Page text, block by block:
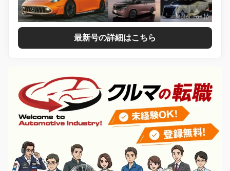
最新号の詳細はこちら